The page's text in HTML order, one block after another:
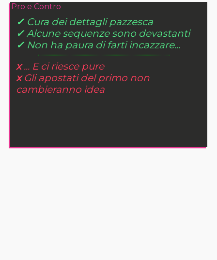
Pro e Contro
✓ Cura dei dettagli pazzesca
✓Alcune sequenze sono devastanti
✓ Non ha paura di farti incazzare...
x... E ci riesce pure
xGli apostati del primo non
cambieranno idea